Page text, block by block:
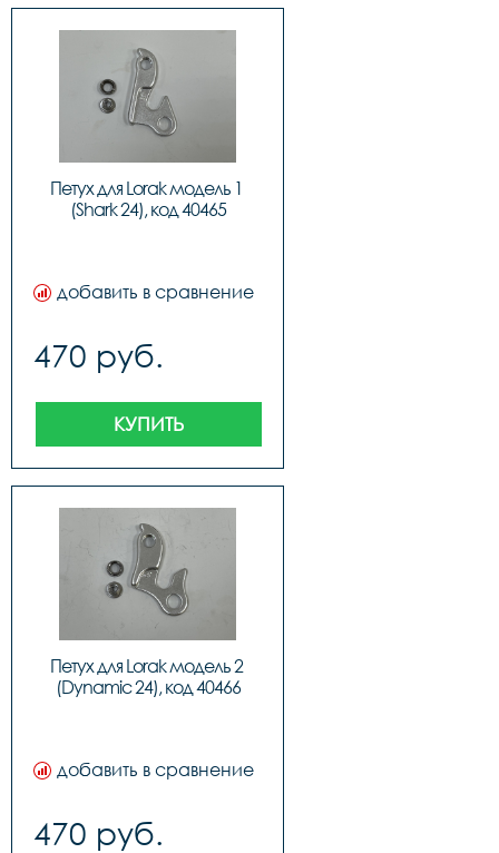
Петух для Lorak модель 1
(Shark 24), код 40465
добавить в сравнение
470 руб.
КУПИТЬ
Петух для Lorak модель 2
(Dynamic 24), код 40466
добавить в сравнение
470 руб.